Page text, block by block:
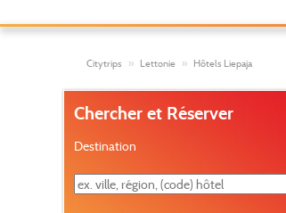
Citytrips Lettonie Hôtels Liepaja
Chercher et Réserver
Destination